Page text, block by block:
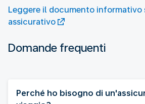
Leggere il documento
assicurativo
Domande frequenti
Perché ho bisogno di